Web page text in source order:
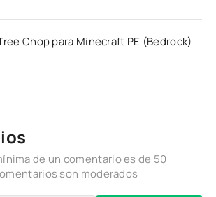
Chop para Minecraft PE (Bedrock)
de un comentario es de 50
son moderados